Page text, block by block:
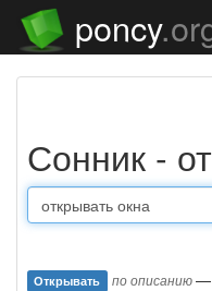
poncy
Сонник -
Открывать по описанию—